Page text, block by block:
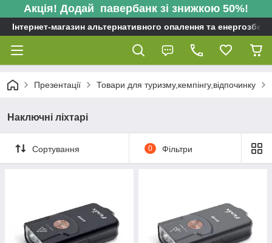
Акція! Додай павербанк зі знижкою 50%!
Інтернет-магазин альтернативного опалення та
Презентації Товари для туризму,кемпінгу,відпочинку
Наключні ліхтарі
Сортування 0 Фільтри